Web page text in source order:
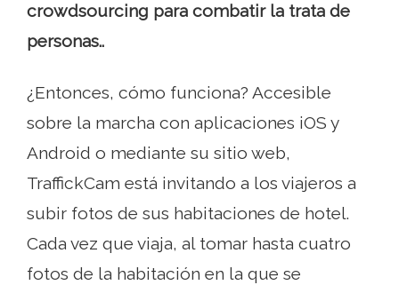
crowdsourcing para combatir la trata de
personas..
¿Entonces, cómo funciona? Accesible
sobre la marcha con aplicaciones iOS y
Android o mediante su sitio web,
TraffickCam está invitando a los viajeros a
subir fotos de sus habitaciones de hotel.
Cada vez que viaja, al tomar hasta cuatro
fotos de la habitación en la que se